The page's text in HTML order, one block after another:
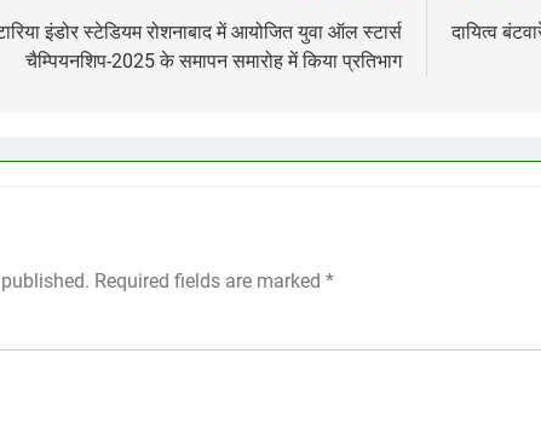
इंडोर स्टेडियम रोशनाबाद में आयोजित युवा ऑल स्टार्स
चैम्पियनशिप-2025 के समापन समारोह में किया प्रतिभाग
दायित्व
Required fields are marked *